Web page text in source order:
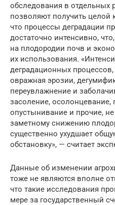
обследования в отдельных
позволяют получить целой
что процессы деградации
достаточно интенсивно,
на плодородии почв и
их использования.
деградационных
овражная эрозии,
переувлажнение и
засоление, осолонцевание,
опустынивание и прочие,
заметному снижению
существенно ухудшает
обстановку», — считает
Данные об изменении
тоже не являются вполне
что такие исследования
мере за государственный